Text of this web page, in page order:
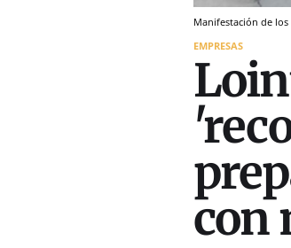
Manifestación de
EMPRESAS
con